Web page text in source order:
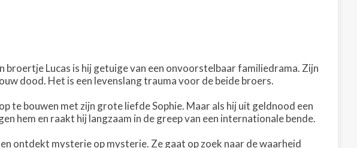
broertje Lucas is hij getuige van een onvoorstelbaar familiedrama. Zijn
dood. Het is een levenslang trauma voor de beide broers.
te bouwen met zijn grote liefde Sophie. Maar als hij uit geldnood een
hem en raakt hij langzaam in de greep van een internationale bende.
ontdekt mysterie op mysterie. Ze gaat op zoek naar de waarheid